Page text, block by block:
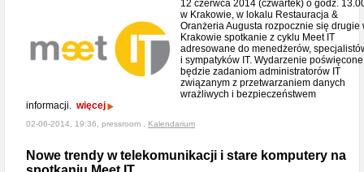
12 czerwca 2014 (czwartek) o godz.
w Krakowie, w lokalu Restauracja &
Oranżeria Augusta rozpocznie się drugie
Krakowie spotkanie z cyklu Meet IT
adresowane do menedżerów,
i sympatyków IT. Wydarzenie poświęcone
będzie zadaniom administratorów IT
związanym z przetwarzaniem danych
wrażliwych i bezpieczeństwem
informacji. więcej
02-06-2014, 19:36, pressroom , Kalendarium
Nowe trendy w telekomunikacji i stare komputery na